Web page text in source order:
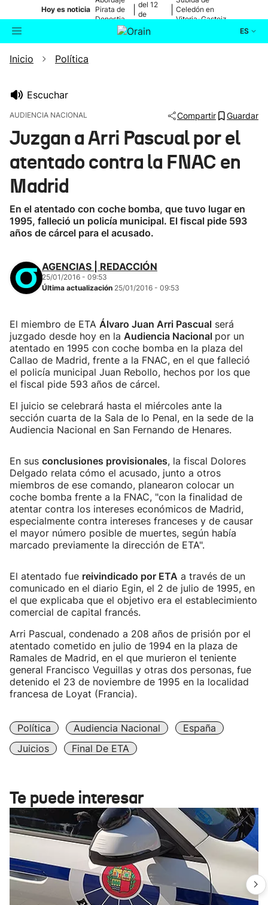
Hoy es noticia Pirata de
Donostia
del 12
de
Celedón en
Vitoria-Gasteiz
ES
Buscador
Ikusmiran
Inicio Política
Escuchar
AUDIENCIA NACIONAL Compartir Guardar
Juzgan a Arri Pascual por el
atentado contra la FNAC en
Madrid
En el atentado con coche bomba, que tuvo lugar en
1995, falleció un policía municipal. El fiscal pide 593
años de cárcel para el acusado.
AGENCIAS | REDACCIÓN
25/01/2016 - 09:53
Última actualización 25/01/2016 - 09:53
El miembro de ETA Álvaro Juan Arri Pascual será
juzgado desde hoy en la Audiencia Nacional por un
atentado en 1995 con coche bomba en la plaza del
Callao de Madrid, frente a la FNAC, en el que falleció
el policía municipal Juan Rebollo, hechos por los que
el fiscal pide 593 años de cárcel.
El juicio se celebrará hasta el miércoles ante la
sección cuarta de la Sala de lo Penal, en la sede de la
Audiencia Nacional en San Fernando de Henares.
En sus conclusiones provisionales, la fiscal Dolores
Delgado relata cómo el acusado, junto a otros
miembros de ese comando, planearon colocar un
coche bomba frente a la FNAC, "con la finalidad de
atentar contra los intereses económicos de Madrid,
especialmente contra intereses franceses y de causar
el mayor número posible de muertes, según había
marcado previamente la dirección de ETA".
El atentado fue reivindicado por ETA a través de un
comunicado en el diario Egin, el 2 de julio de 1995, en
el que explicaba que el objetivo era el establecimiento
comercial de capital francés.
Arri Pascual, condenado a 208 años de prisión por el
atentado cometido en julio de 1994 en la plaza de
Ramales de Madrid, en el que murieron el teniente
general Francisco Veguillas y otras dos personas, fue
detenido el 23 de noviembre de 1995 en la localidad
francesa de Loyat (Francia).
Política Audiencia Nacional
España
Juicios
Final De ETA
Te puede interesar